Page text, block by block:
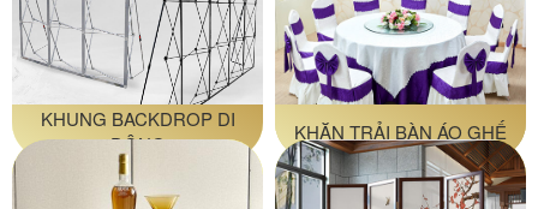
KHUNG BACKDROP DI
ĐỘNG
KHĂN TRẢI BÀN ÁO GHẾ